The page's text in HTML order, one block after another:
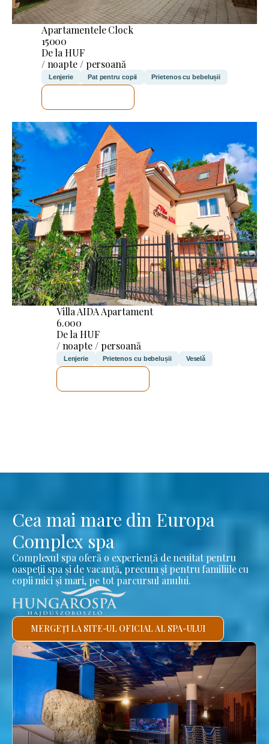
Apartamentele Clock
15000
De la HUF
/ noapte / persoană
Lenjerie Pat pentru copii Prietenos cu bebelușii
Villa AIDA Apartament
6.000
De la HUF
/ noapte / persoană
Lenjerie Prietenos cu bebelușii Veselă
Cea mai mare din Europa
Complex spa
Complexul spa oferă o experiență de neuitat pentru
oaspeții spa și de vacanță, precum și pentru familiile cu
copii mici și mari, pe tot parcursul anului.
MERGEȚI LA SITE-UL OFICIAL AL SPA-ULUI